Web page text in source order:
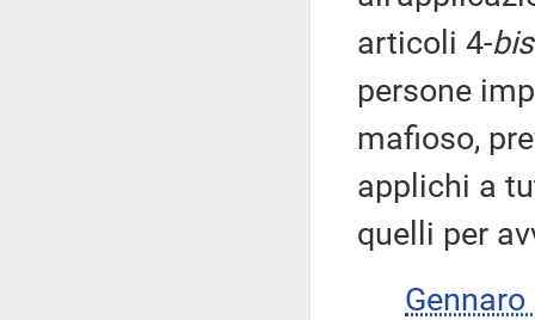
articoli 4-bis
persone
mafioso,
applichi a
quelli per
Gennaro